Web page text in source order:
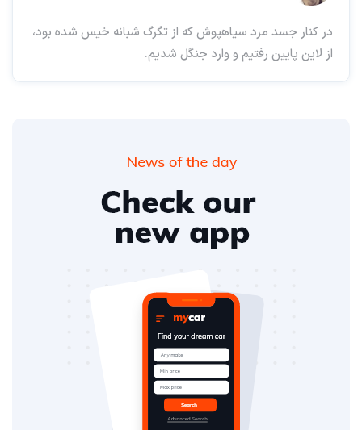
در کنار جسد مرد سیاهپوش که از تگرگ شبانه خیس شده بود،
از لاین پایین رفتیم و وارد جنگل شدیم.